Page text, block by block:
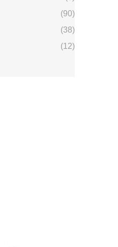
(90)
(38)
(12)